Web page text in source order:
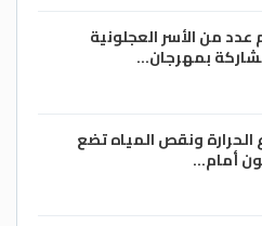
عدد من الأسر العجلونية
بمهرجان…
الحرارة ونقص المياه تضع
أمام…